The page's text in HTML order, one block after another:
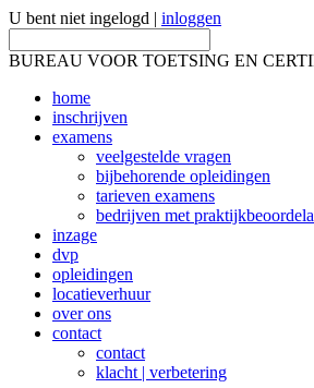
U bent niet ingelogd | inloggen
BUREAU VOOR TOETSING EN
home
inschrijven
examens
veelgestelde vragen
bijbehorende opleidingen
tarieven examens
bedrijven met
inzage
dvp
opleidingen
locatieverhuur
over ons
contact
contact
klacht | verbetering